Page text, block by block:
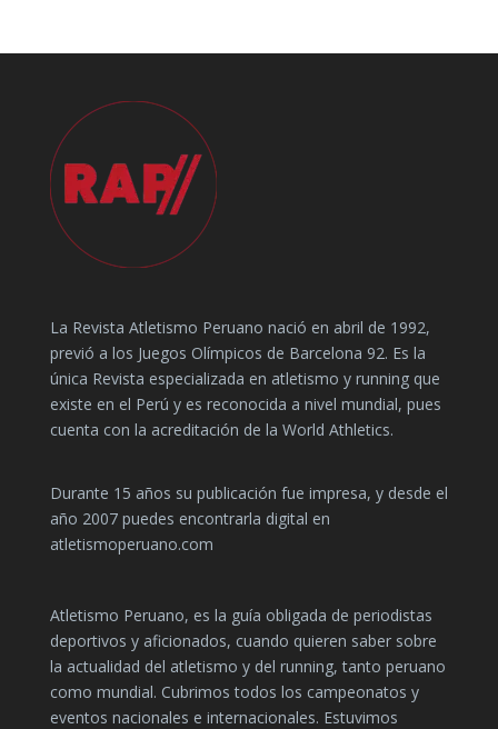
La Revista Atletismo Peruano nació en abril de 1992,
previó a los Juegos Olímpicos de Barcelona 92. Es la
única Revista especializada en atletismo y running que
existe en el Perú y es reconocida a nivel mundial, pues
cuenta con la acreditación de la World Athletics.
Durante 15 años su publicación fue impresa, y desde el
año 2007 puedes encontrarla digital en
atletismoperuano.com
Atletismo Peruano, es la guía obligada de periodistas
deportivos y aficionados, cuando quieren saber sobre
la actualidad del atletismo y del running, tanto peruano
como mundial. Cubrimos todos los campeonatos y
eventos nacionales e internacionales. Estuvimos